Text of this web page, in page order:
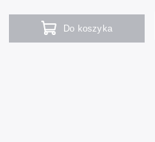
Do koszyka